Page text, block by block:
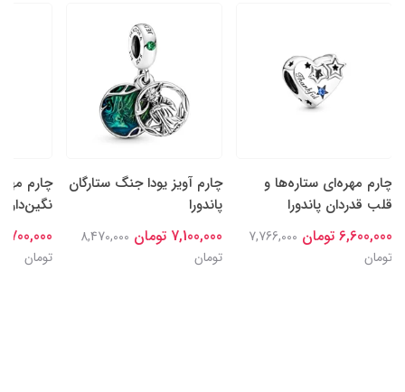
چارم مهره‌ای ستاره‌ها و
قلب قدردان پاندورا
6,600,000 تومان
7,766,000
تومان
چارم آویز یودا جنگ ستارگان
پاندورا
7,100,000 تومان
8,470,000
تومان
چارم
نگین‌دار
6,700,000
تومان